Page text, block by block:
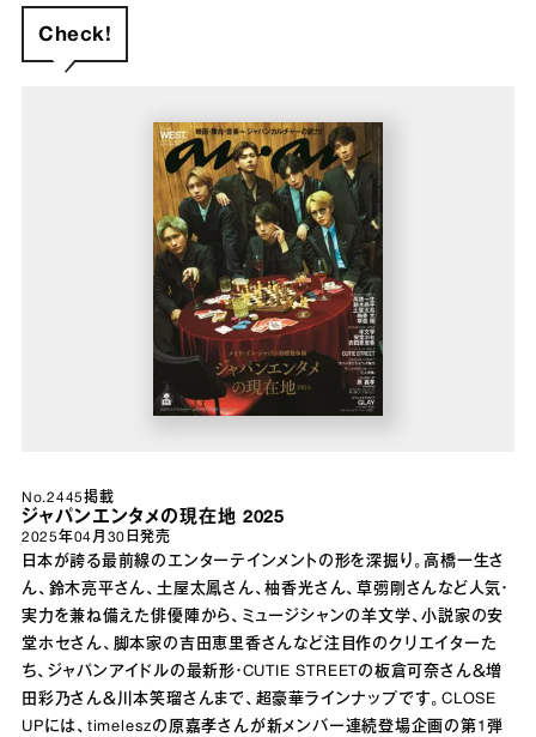
Check!
No.2445掲載
ジャパンエンタメの現在地 2025
2025年04月30日 発売
日本が誇る最前線のエンターテインメントの形を深掘り。高橋一生さ
ん、鈴木亮平さん、土屋太鳳さん、柚香光さん、草彅剛さんなど人気・
実力を兼ね備えた俳優陣から、ミュージシャンの羊文学、小説家の安
堂ホセさん、脚本家の吉田恵里香さんなど注目作のクリエイターた
ち、ジャパンアイドルの最新形・CUTIE STREETの板倉可奈さん＆増
田彩乃さん＆川本笑瑠さんまで、超豪華ラインナップです。CLOSE
UPには、timeleszの原嘉孝さんが新メンバー連続登場企画の第1弾